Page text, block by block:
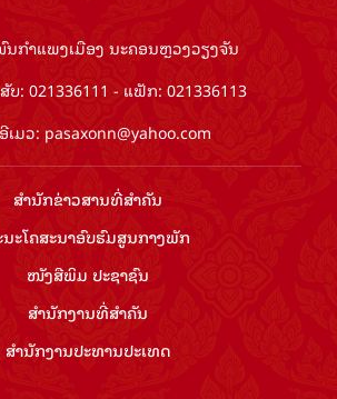
ກຳແພງເມືອງ ນະຄອນຫຼວງວຽງຈັນ
ບ: 021336111 - ແຟັກ: 021336113
ອີເມວ: pasaxonn@yahoo.com
ສຳ​ນັກ​ຂ່າວ​ສານ​ທີ່​ສຳ​ຄັນ​
ນະໂຄສະນາອົບຮົມ​ສູນ​ກາງ​ພັກ
ໜັງສືພິມ ປະ​ຊາ​ຊົນ
ສຳ​ນັກ​ງານ​ທີ່​ສຳ​ຄັນ
ສຳ​ນັກ​ງານ​ປະ​ທານ​ປະ​ເທດ